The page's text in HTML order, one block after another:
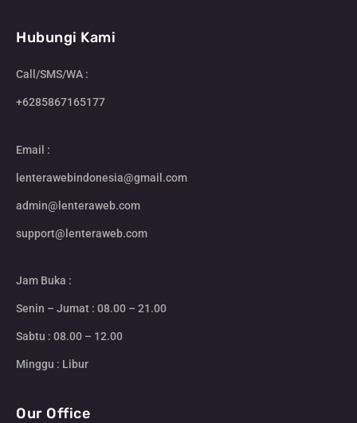
Hubungi Kami
Call/SMS/WA :
+6285867165177
Email :
lenterawebindonesia@gmail.com
admin@lenteraweb.com
support@lenteraweb.com
Jam Buka :
Senin – Jumat : 08.00 – 21.00
Sabtu : 08.00 – 12.00
Minggu : Libur
Our Office